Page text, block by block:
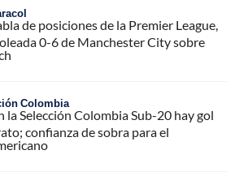
de posiciones de la Premier League,
0-6 de Manchester City sobre
Colombia
la Selección Colombia Sub-20 hay gol
confianza de sobra para el